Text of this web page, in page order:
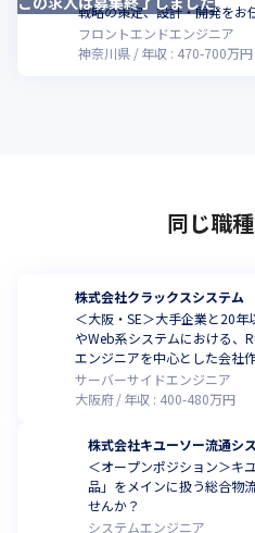
戦略の策定、設計・開発をお
フロントエンドエンジニア
神奈川県
年収 : 470-700万円
同じ職
株式会社クラックスシステム
＜大阪・SE＞大手企業と20
やWeb系システムにおける、
エンジニアを中心とした会社
サーバーサイドエンジニア
大阪府
年収 : 400-480万円
株式会社キユーソー流通シ
＜オープンポジション＞キ
品」をメインに扱う総合物
せんか？
システムエンジニア